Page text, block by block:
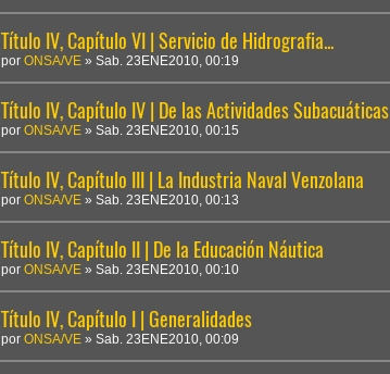
Título IV, Capítulo VI | Servicio de Hidrografia...
por ONSA/VE » Sab. 23ENE2010, 00:19
Título IV, Capítulo IV | De las Actividades Subacuáticas
por ONSA/VE » Sab. 23ENE2010, 00:15
Título IV, Capítulo III | La Industria Naval Venzolana
por ONSA/VE » Sab. 23ENE2010, 00:13
Título IV, Capítulo II | De la Educación Náutica
por ONSA/VE » Sab. 23ENE2010, 00:10
Título IV, Capítulo I | Generalidades
por ONSA/VE » Sab. 23ENE2010, 00:09